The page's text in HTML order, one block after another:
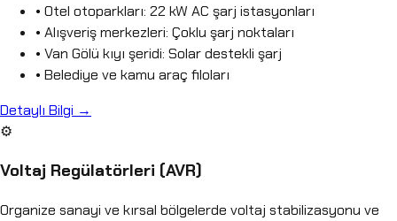
• Otel otoparkları: 22 kW AC şarj istasyonları
• Alışveriş merkezleri: Çoklu şarj noktaları
• Van Gölü kıyı şeridi: Solar destekli şarj
• Belediye ve kamu araç filoları
Detaylı Bilgi →
⚙️
Voltaj Regülatörleri (AVR)
Organize sanayi ve kırsal bölgelerde voltaj stabilizasyonu ve